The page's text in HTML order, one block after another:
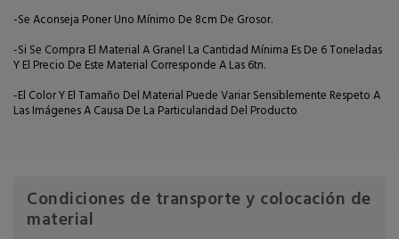
-Se Aconseja Poner Uno Mínimo De 8cm De Grosor.
-Si Se Compra El Material A Granel La Cantidad Mínima Es De 6 Toneladas
Y El Precio De Este Material Corresponde A Las 6tn.
-El Color Y El Tamaño Del Material Puede Variar Sensiblemente Respeto A
Las Imágenes A Causa De La Particularidad Del Producto
Condiciones de transporte y colocación de
material